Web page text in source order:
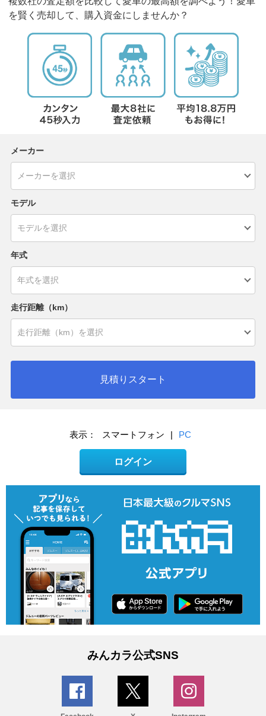
を賢く売却して、購入資金にしませんか？
メーカー
モデル
年式
走行距離（km）
見積りスタート
表示： スマートフォン | PC
ログイン
みんカラ公式SNS